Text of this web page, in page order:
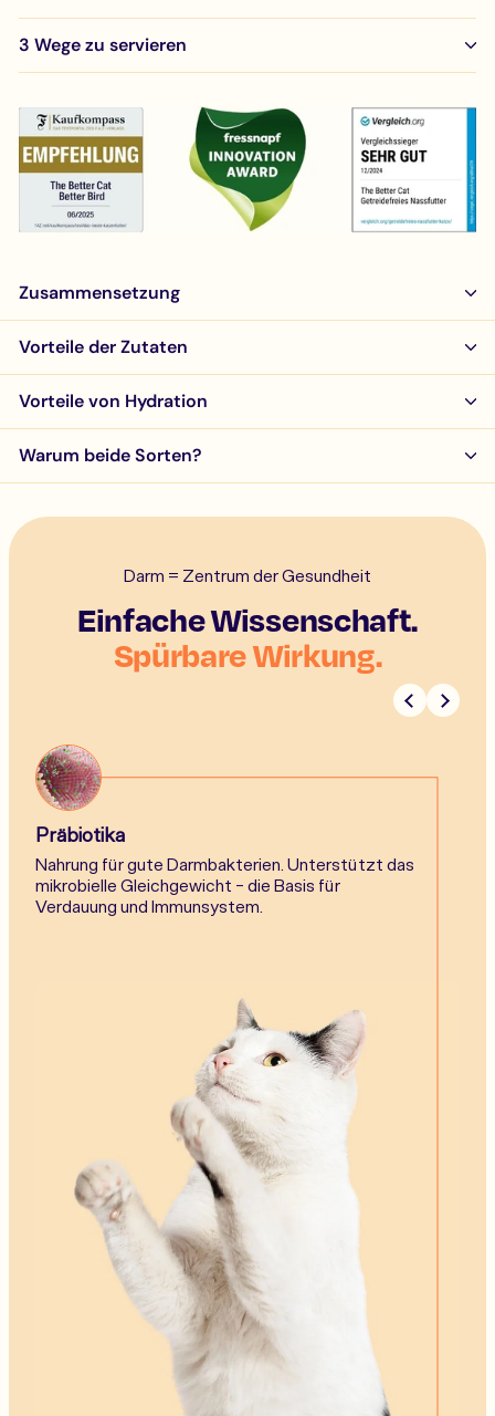
3 Wege zu servieren
Zusammensetzung
Vorteile der Zutaten
Vorteile von Hydration
Warum beide Sorten?
Darm = Zentrum der Gesundheit
Einfache Wissenschaft.
Spürbare Wirkung.
Präbiotika
Nahrung für gute Darmbakterien. Unterstützt das
mikrobielle Gleichgewicht - die Basis für
Verdauung und Immunsystem.